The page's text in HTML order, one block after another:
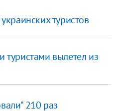
туристов
туристами вылетел из
210 раз